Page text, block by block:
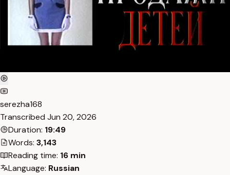
serezha168
Transcribed Jun 20, 2026
Duration: 19:49
Words: 3,143
Reading time: 16 min
Language: Russian